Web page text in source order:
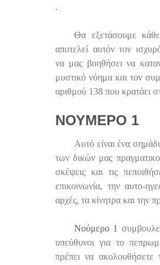
.
Θα εξετάσουμε
αποτελεί αυτόν τον
να μας βοηθήσει να
μυστικό νόημα και τον
αριθμού 138 που κρατάει
ΝΟΎΜΕΡΟ 1
Αυτό είναι ένα
των δικών μας
σκέψεις και τις
επικοινωνία, την αυτο-
αρχές, τα κίνητρα και την
Νούμερο 1
υπεύθυνοι για το
πρέπει να ακολουθήσετε